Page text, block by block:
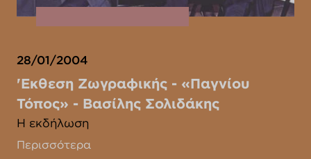
28/01/2004
'Eκθεση Ζωγραφικής - «Παγνίου
Τόπος» - Βασίλης Σολιδάκης
Η εκδήλωση
Περισσότερα